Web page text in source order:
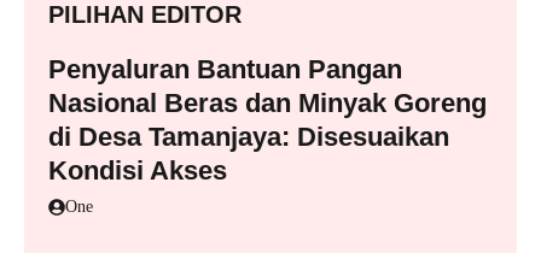
PILIHAN EDITOR
Penyaluran Bantuan Pangan
Nasional Beras dan Minyak Goreng
di Desa Tamanjaya: Disesuaikan
Kondisi Akses
One